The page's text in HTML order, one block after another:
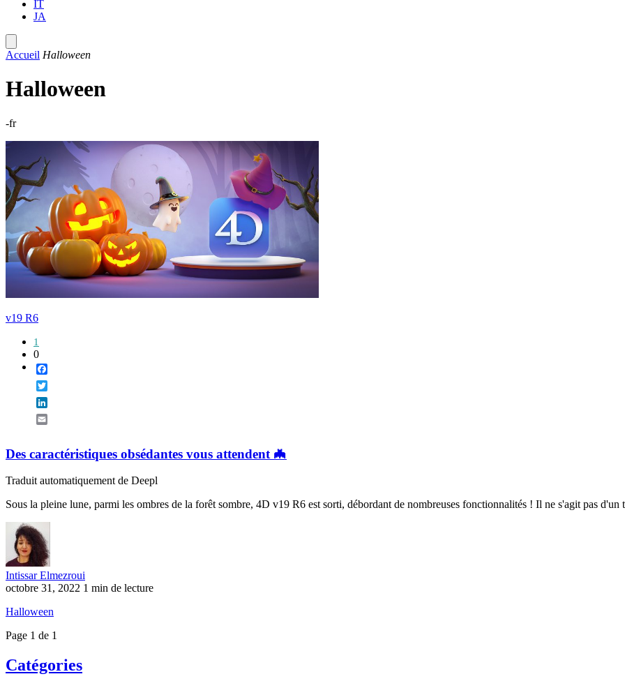
IT
JA
Accueil Halloween
Halloween
-fr
v19 R6
1
0
Des caractéristiques obsédantes vous attendent 🦇
Traduit automatiquement de Deepl
Sous la pleine lune, parmi les ombres de la forêt sombre, 4D v19 R6 est sorti, débordant de nombreuses fonctionnalités ! Il ne s'agit pas d'un
Intissar Elmezroui
octobre 31, 2022 1 min de lecture
Halloween
Page 1 de 1
Catégories